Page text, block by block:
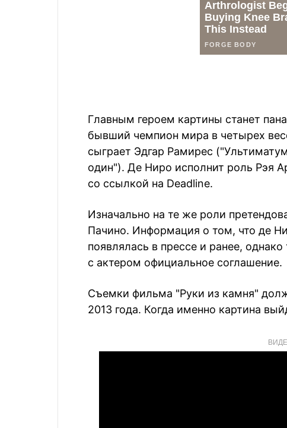
Главным героем картины станет
бывший чемпион мира в четырех
сыграет Эдгар Рамирес
один"). Де Ниро исполнит роль Рэя
со ссылкой на Deadline.
Изначально на те же роли
Пачино. Информация о том, что де
появлялась в прессе и ранее,
с актером официальное соглашение.
Съемки фильма "Руки из камня"
2013 года. Когда именно картина